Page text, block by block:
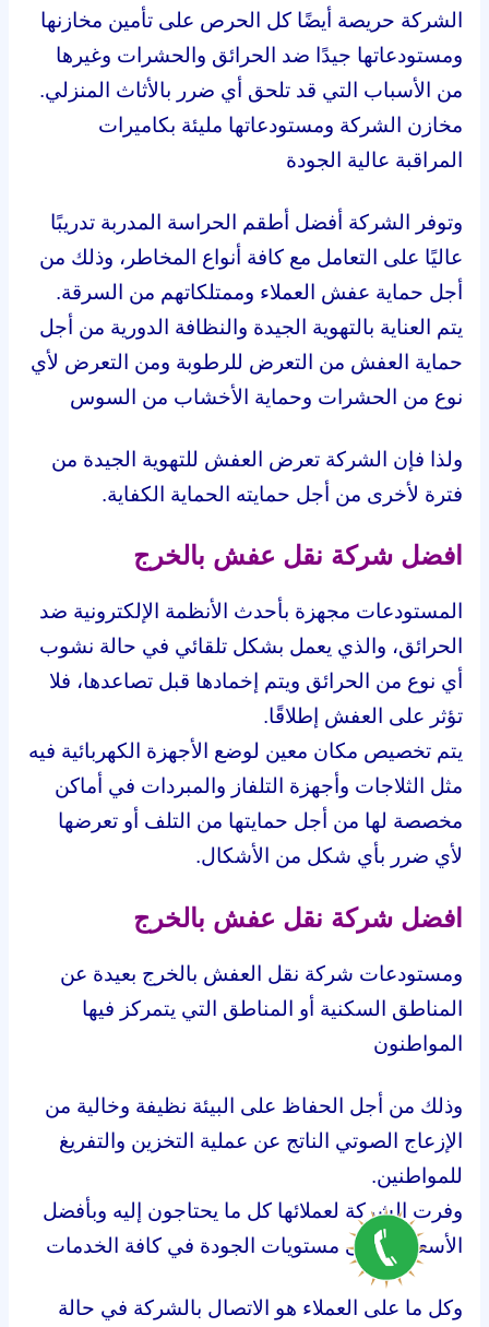
الشركة حريصة أيضًا كل الحرص على تأمين مخازنها
ومستودعاتها جيدًا ضد الحرائق والحشرات وغيرها
من الأسباب التي قد تلحق أي ضرر بالأثاث المنزلي.
مخازن الشركة ومستودعاتها مليئة بكاميرات
المراقبة عالية الجودة
وتوفر الشركة أفضل أطقم الحراسة المدربة تدريبًا
عاليًا على التعامل مع كافة أنواع المخاطر، وذلك من
أجل حماية عفش العملاء وممتلكاتهم من السرقة.
يتم العناية بالتهوية الجيدة والنظافة الدورية من أجل
حماية العفش من التعرض للرطوبة ومن التعرض لأي
نوع من الحشرات وحماية الأخشاب من السوس
ولذا فإن الشركة تعرض العفش للتهوية الجيدة من
فترة لأخرى من أجل حمايته الحماية الكفاية.
افضل شركة نقل عفش بالخرج
المستودعات مجهزة بأحدث الأنظمة الإلكترونية ضد
الحرائق، والذي يعمل بشكل تلقائي في حالة نشوب
أي نوع من الحرائق ويتم إخمادها قبل تصاعدها، فلا
تؤثر على العفش إطلاقًا.
يتم تخصيص مكان معين لوضع الأجهزة الكهربائية فيه
مثل الثلاجات وأجهزة التلفاز والمبردات في أماكن
مخصصة لها من أجل حمايتها من التلف أو تعرضها
لأي ضرر بأي شكل من الأشكال.
افضل شركة نقل عفش بالخرج
ومستودعات شركة نقل العفش بالخرج بعيدة عن
المناطق السكنية أو المناطق التي يتمركز فيها
المواطنون
وذلك من أجل الحفاظ على البيئة نظيفة وخالية من
الإزعاج الصوتي الناتج عن عملية التخزين والتفريغ
للمواطنين.
وفرت الشركة لعملائها كل ما يحتاجون إليه وبأفضل
الأسعار وأعلى مستويات الجودة في كافة الخدمات
وكل ما على العملاء هو الاتصال بالشركة في حالة